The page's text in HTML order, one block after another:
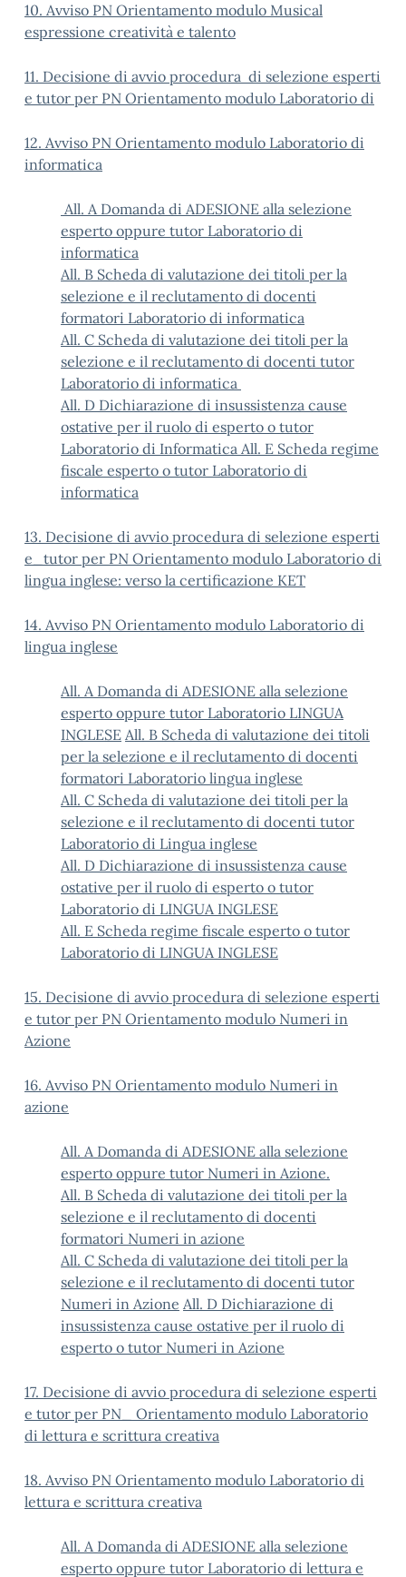
10. Avviso PN Orientamento modulo Musical
espressione creatività e talento
11. Decisione di avvio procedura di selezione esperti
e tutor per PN Orientamento modulo Laboratorio di
12. Avviso PN Orientamento modulo Laboratorio di
informatica
All. A Domanda di ADESIONE alla selezione
esperto oppure tutor Laboratorio di
informatica
All. B Scheda di valutazione dei titoli per la
selezione e il reclutamento di docenti
formatori Laboratorio di informatica
All. C Scheda di valutazione dei titoli per la
selezione e il reclutamento di docenti tutor
Laboratorio di informatica
All. D Dichiarazione di insussistenza cause
ostative per il ruolo di esperto o tutor
Laboratorio di Informatica All. E Scheda regime
fiscale esperto o tutor Laboratorio di
informatica
13. Decisione di avvio procedura di selezione esperti
e_tutor per PN Orientamento modulo Laboratorio di
lingua inglese: verso la certificazione KET
14. Avviso PN Orientamento modulo Laboratorio di
lingua inglese
All. A Domanda di ADESIONE alla selezione
esperto oppure tutor Laboratorio LINGUA
INGLESE All. B Scheda di valutazione dei titoli
per la selezione e il reclutamento di docenti
formatori Laboratorio lingua inglese
All. C Scheda di valutazione dei titoli per la
selezione e il reclutamento di docenti tutor
Laboratorio di Lingua inglese
All. D Dichiarazione di insussistenza cause
ostative per il ruolo di esperto o tutor
Laboratorio di LINGUA INGLESE
All. E Scheda regime fiscale esperto o tutor
Laboratorio di LINGUA INGLESE
15. Decisione di avvio procedura di selezione esperti
e tutor per PN Orientamento modulo Numeri in
Azione
16. Avviso PN Orientamento modulo Numeri in
azione
All. A Domanda di ADESIONE alla selezione
esperto oppure tutor Numeri in Azione.
All. B Scheda di valutazione dei titoli per la
selezione e il reclutamento di docenti
formatori Numeri in azione
All. C Scheda di valutazione dei titoli per la
selezione e il reclutamento di docenti tutor
Numeri in Azione All. D Dichiarazione di
insussistenza cause ostative per il ruolo di
esperto o tutor Numeri in Azione
17. Decisione di avvio procedura di selezione esperti
e tutor per PN_ Orientamento modulo Laboratorio
di lettura e scrittura creativa
18. Avviso PN Orientamento modulo Laboratorio di
lettura e scrittura creativa
All. A Domanda di ADESIONE alla selezione
esperto oppure tutor Laboratorio di lettura e